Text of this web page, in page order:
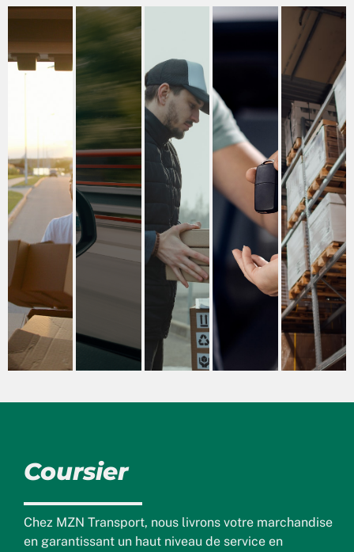
Coursier
Chez MZN Transport, nous livrons votre marchandise
en garantissant un haut niveau de service en